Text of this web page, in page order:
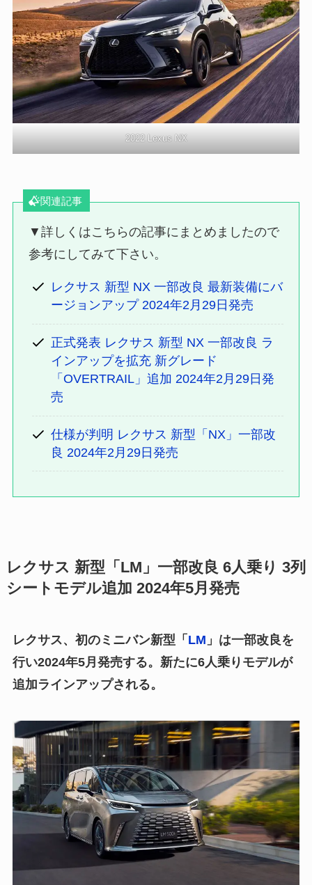
2022 Lexus NX
関連記事
▼詳しくはこちらの記事にまとめましたので
参考にしてみて下さい。
レクサス 新型 NX 一部改良 最新装備にバ
ージョンアップ 2024年2月29日発売
正式発表 レクサス 新型 NX 一部改良 ラ
インアップを拡充 新グレード
「OVERTRAIL」追加 2024年2月29日発
売
仕様が判明 レクサス 新型「NX」一部改
良 2024年2月29日発売
レクサス 新型「LM」一部改良 6人乗り 3列
シートモデル追加 2024年5月発売
レクサス、初のミニバン新型「 LM 」は一部改良を
行い2024年5月発売する。新たに6人乗りモデルが
追加ラインアップされる。